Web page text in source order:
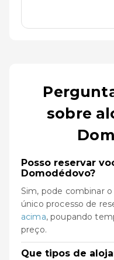
sobre
Posso reservar
Domodédovo?
Sim, pode combinar
único processo de
acima, poupando
preço.
Que tipos de